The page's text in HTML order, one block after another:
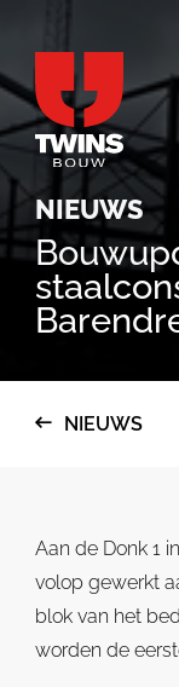
NIEUWS
NIEUWS
Aan de Donk 1
volop gewerkt
blok van het
worden de